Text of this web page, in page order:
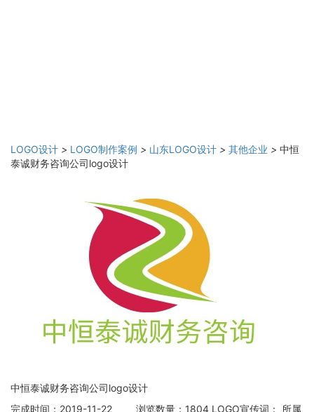
LOGO设计 > LOGO制作案例 > 山东LOGO设计 > 其他企业 > 中恒
泰诚财务咨询公司logo设计
中恒泰诚财务咨询公司logo设计
完成时间：2019-11-22
浏览数量：1804 LOGO宣传词：
所属